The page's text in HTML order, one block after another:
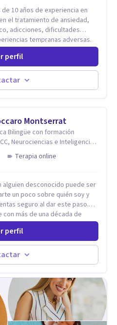
10 años de experiencia en
el tratamiento de ansiedad,
adicciones, dificultades
tempranas adversas.
seguro, confidencial y
el dolor emocional puede
regulación emocional y
y de trauma, psicología
Mi abordaje también incorpora
y el trabajo
entendiendo que cada
requiere una mirada
perfil
Montserrat
Bilingüe con formación
Neurociencias e Inteligencia
Terapia online
alguien desconocido puede ser
un poco sobre quién soy y
seguro al dar este paso.
más de una década de
escrito artículos y
Un dato curioso: he
de primera mano lo que
a los cambios y empezar de
perfil